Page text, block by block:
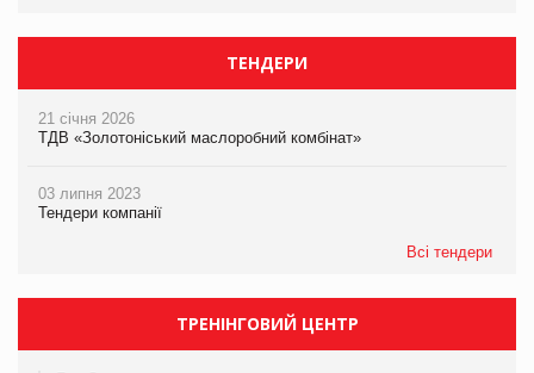
ТЕНДЕРИ
21 січня 2026
ТДВ «Золотоніський маслоробний комбінат»
03 липня 2023
Тендери компанії
Всі тендери
ТРЕНІНГОВИЙ ЦЕНТР